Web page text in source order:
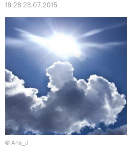
18:28 23.07.2015
© Ana_J